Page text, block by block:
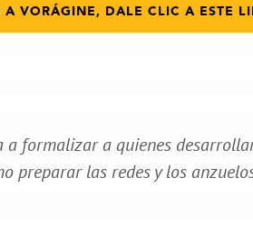
A VORÁGINE, DALE CLIC A ESTE
a formalizar a quienes
preparar las redes y los